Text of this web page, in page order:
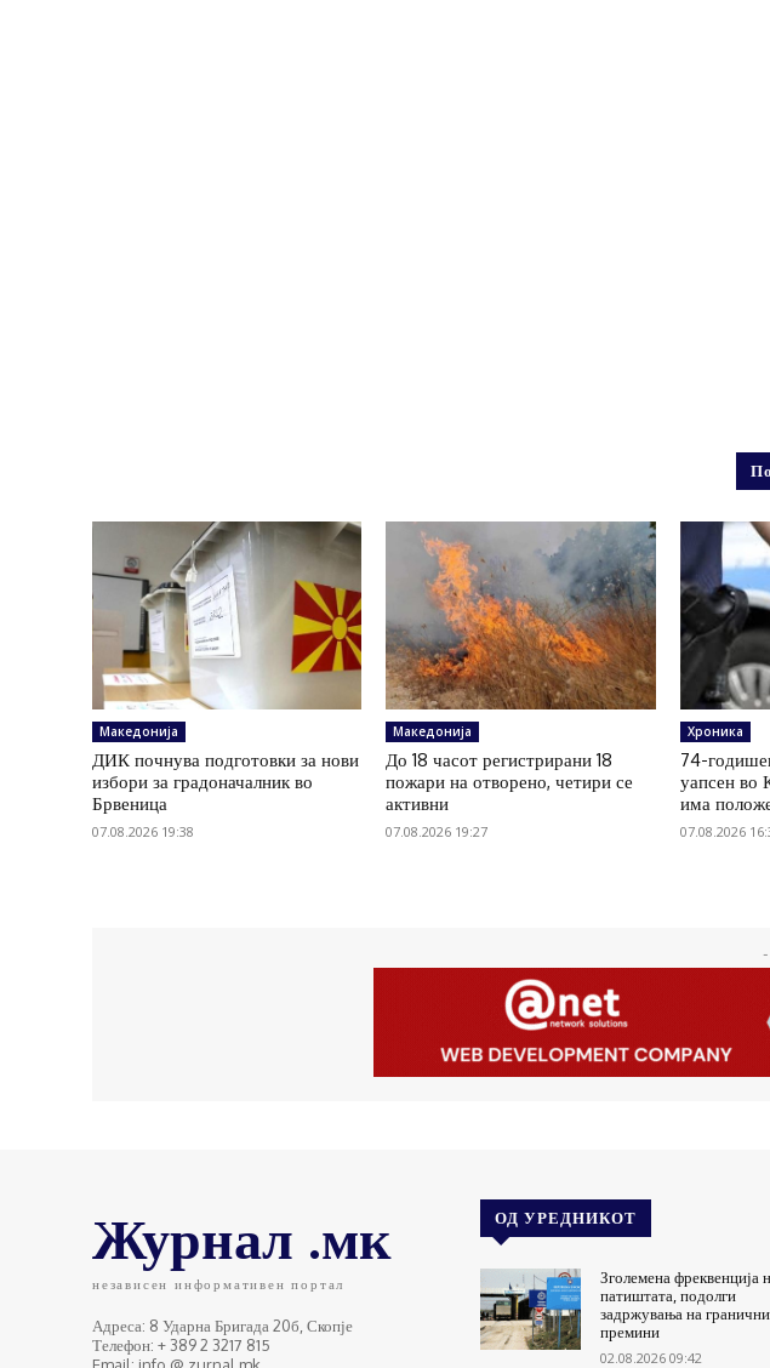
Македонија
ДИК почнува подготовки за нови
избори за градоначалник во
Брвеница
07.08.2026 19:38
Македонија
До 18 часот регистрирани 18
пожари на отворено, четири се
активни
07.08.2026 19:27
Хроника
74-
уапсен во
има
07.08.2026
-
Журнал .мк
независен информативен портал
Адреса: 8 Ударна Бригада 20б, Скопје
Телефон: + 389 2 3217 815
ОД УРЕДНИКОТ
Зголемена фреквенција
патиштата, подолги
задржувања на
премини
02.08.2026 09:42